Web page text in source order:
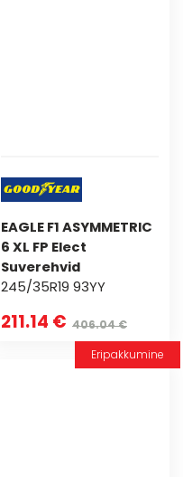
EAGLE F1 ASYMMETRIC
6 XL FP Elect
Suverehvid
245/35R19 93YY
211.14 € 406.04 €
Eripakkumine